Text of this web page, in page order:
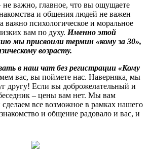
важно, главное, что вы ощущаете
и общения людей не важен
важно психологическое и моральное
вам по духу. Именно этой
мы присвоили термин «кому за 30»,
возрасту.
в наш чат без регистрации «Кому
вас, вы поймете нас. Наверняка, мы
другу! Если вы доброжелательный и
– цены вам нет. Мы вам
все возможное в рамках нашего
и общение радовало и вас, и